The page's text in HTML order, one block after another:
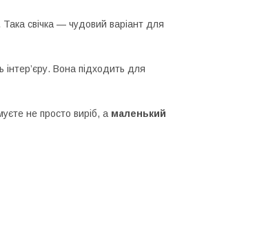
свічка — чудовий варіант для
інтер’єру. Вона підходить для
не просто виріб, а маленький